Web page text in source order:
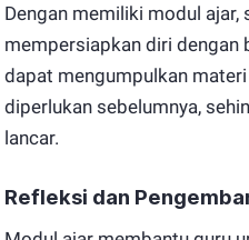
Dengan memiliki modul ajar,
mempersiapkan diri dengan
dapat mengumpulkan
diperlukan sebelumnya,
lancar.
Refleksi dan